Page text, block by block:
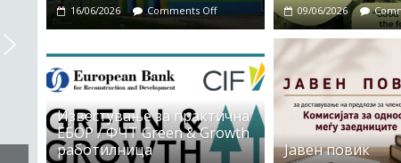
16/06/2026 Comments Off 09/06/2026
Известување за практична
ЕБОР / ФЧТ Green & Growth
работилница
Јавен повик